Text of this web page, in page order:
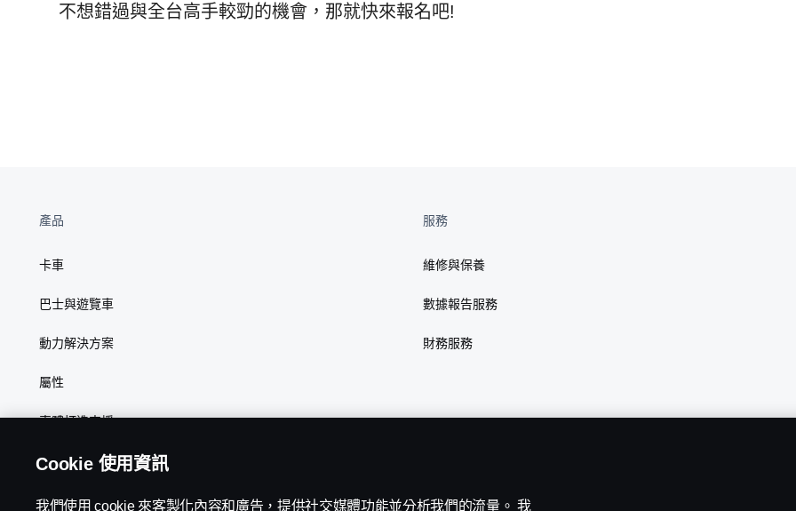
不想錯過與全台高手較勁的機會，那就快來報名吧!
產品
卡車
巴士與遊覽車
動力解決方案
屬性
車體打造支援
服務
維修與保養
數據報告服務
財務服務
Cookie 使用資訊
我們使用 cookie 來客製化內容和廣告，提供社交媒體功能並分析我們的流量。 我